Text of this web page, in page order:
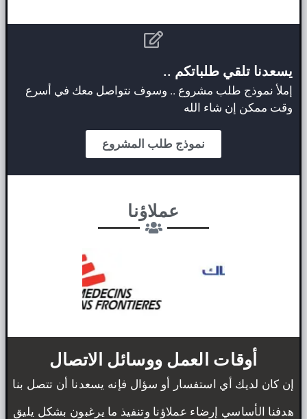
يسعدنا تلقي طلباتكم ..
إملأ نموذج طلب مشروع .. وسوف نتواصل معك في أسرع
وقت ممكن إن شاء الله
نموذج طلب المشروع
عملاؤنا
أوقات العمل ووسائل الاتصال
إن كان لديك أي استفسار أو سؤال فإنه يسعدنا أن تتصل بنا
هدفنا الأساسي إرضاء عملاؤنا وتنفيذ ما يرغبون بشكل يليق